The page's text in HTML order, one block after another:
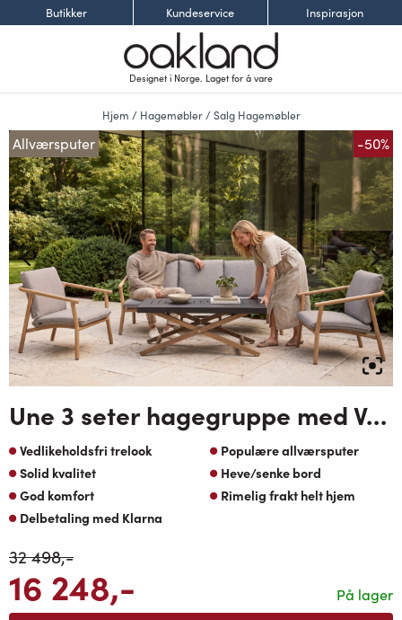
Butikker Kundeservice Inspirasjon
Designet i Norge. Laget for å vare
Hjem / Hagemøbler/Salg Hagemøbler
Allværsputer -50%
Une 3 seter hagegruppe med Vendela heve senkebord 120 koks-oakshield-Natur oaktekstil
Vedlikeholdsfri trelook
Populære allværsputer
Solid kvalitet
Heve/senke bord
God komfort
Rimelig frakt helt hjem
Delbetaling med Klarna
På lager
32 498,-
16 248,-